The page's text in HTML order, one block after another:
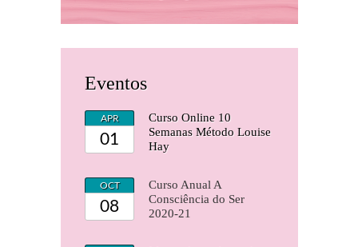
Eventos
APR
01
Curso Online 10
Semanas Método Louise
Hay
OCT
08
Curso Anual A
Consciência do Ser
2020-21